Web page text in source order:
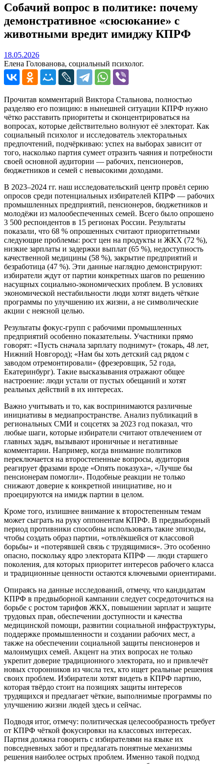
Собачий вопрос в политике: почему
демонстративное «сюсюкание» с
животными вредит имиджу КПРФ
18.05.202618.05.2026
Елена Голованова, социальный психолог.
Прочитав комментарий Виктора Стальнова, полностью
разделяю его позицию: в нынешней ситуации КПРФ нужно
чётко расставить приоритеты и сконцентрироваться на
вопросах, которые действительно волнуют её электорат. Как
социальный психолог и исследователь электоральных
предпочтений, подчёркиваю: успех на выборах зависит от
того, насколько партия сумеет отразить чаяния и потребности
своей основной аудитории — рабочих, пенсионеров,
бюджетников и семей с невысокими доходами.
В 2023–2024 гг. наш исследовательский центр провёл серию
опросов среди потенциальных избирателей КПРФ — рабочих
промышленных предприятий, пенсионеров, бюджетников и
молодёжи из малообеспеченных семей. Всего было опрошено
3 500 респондентов в 15 регионах России. Результаты
показали, что 68 % опрошенных считают приоритетными
следующие проблемы: рост цен на продукты и ЖКХ (72 %),
низкие зарплаты и задержки выплат (65 %), недоступность
качественной медицины (58 %), закрытие предприятий и
безработица (47 %). Эти данные наглядно демонстрируют:
избиратели ждут от партии конкретных шагов по решению
насущных социально‑экономических проблем. В условиях
экономической нестабильности люди хотят видеть чёткие
программы по улучшению их жизни, а не символические
акции с неясной целью.
Результаты фокус‑групп с рабочими промышленных
предприятий особенно показательны. Участники прямо
говорят: «Пусть сначала зарплату поднимут» (токарь, 48 лет,
Нижний Новгород); «Нам бы хоть детский сад рядом с
заводом отремонтировали» (фрезеровщик, 52 года,
Екатеринбург). Такие высказывания отражают общее
настроение: люди устали от пустых обещаний и хотят
реальных действий в их интересах.
Важно учитывать и то, как воспринимаются различные
инициативы в медиапространстве. Анализ публикаций в
региональных СМИ и соцсетях за 2023 год показал, что
любые шаги, которые избиратели считают отвлечением от
главных задач, вызывают ироничные и негативные
комментарии. Например, когда внимание политиков
переключается на второстепенные вопросы, аудитория
реагирует фразами вроде «Опять показуха», «Лучше бы
пенсионерам помогли». Подобные реакции не только
снижают доверие к конкретной инициативе, но и
проецируются на имидж партии в целом.
Кроме того, излишнее внимание к второстепенным темам
может сыграть на руку оппонентам КПРФ. В предвыборный
период противники способны использовать такие эпизоды,
чтобы создать образ партии, «отвлёкшейся от классовой
борьбы» и «потерявшей связь с трудящимися». Это особенно
опасно, поскольку ядро электората КПРФ — люди старшего
поколения, для которых приоритет интересов рабочего класса
и традиционные ценности остаются ключевыми ориентирами.
Опираясь на данные исследований, отмечу, что кандидатам
КПРФ в предвыборной кампании следует сосредоточиться на
борьбе с ростом тарифов ЖКХ, повышении зарплат и защите
трудовых прав, обеспечении доступности и качества
медицинской помощи, развитии социальной инфраструктуры,
поддержке промышленности и создании рабочих мест, а
также на обеспечении социальной защиты пенсионеров и
малоимущих семей. Акцент на этих вопросах не только
укрепит доверие традиционного электората, но и привлечёт
новых сторонников из числа тех, кто ищет реальные решения
своих проблем. Избиратели хотят видеть в КПРФ партию,
которая твёрдо стоит на позициях защиты интересов
трудящихся и предлагает чёткие, выполнимые программы по
улучшению жизни людей здесь и сейчас.
Подводя итог, отмечу: политическая целесообразность требует
от КПРФ чёткой фокусировки на классовых интересах.
Партия должна говорить с избирателями на языке их
повседневных забот и предлагать понятные механизмы
решения наиболее острых проблем. Именно такой подход